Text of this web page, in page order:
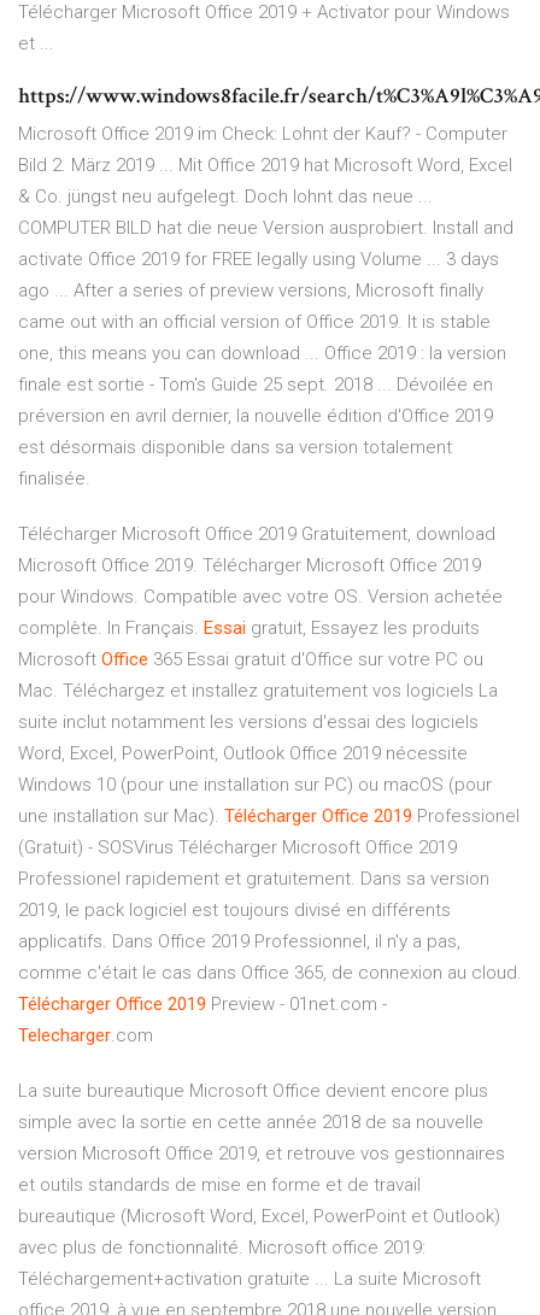
Télécharger Microsoft Office 2019 + Activator pour Windows
et ...
https://www.windows8facile.fr/search/
Microsoft Office 2019 im Check: Lohnt der Kauf? - Computer
Bild 2. März 2019 ... Mit Office 2019 hat Microsoft Word, Excel
& Co. jüngst neu aufgelegt. Doch lohnt das neue ...
COMPUTER BILD hat die neue Version ausprobiert. Install and
activate Office 2019 for FREE legally using Volume ... 3 days
ago ... After a series of preview versions, Microsoft finally
came out with an official version of Office 2019. It is stable
one, this means you can download ... Office 2019 : la version
finale est sortie - Tom's Guide 25 sept. 2018 ... Dévoilée en
préversion en avril dernier, la nouvelle édition d'Office 2019
est désormais disponible dans sa version totalement
finalisée.
Télécharger Microsoft Office 2019 Gratuitement, download
Microsoft Office 2019. Télécharger Microsoft Office 2019
pour Windows. Compatible avec votre OS. Version achetée
complète. In Français. Essai gratuit, Essayez les produits
Microsoft Office 365 Essai gratuit d'Office sur votre PC ou
Mac. Téléchargez et installez gratuitement vos logiciels La
suite inclut notamment les versions d'essai des logiciels
Word, Excel, PowerPoint, Outlook Office 2019 nécessite
Windows 10 (pour une installation sur PC) ou macOS (pour
une installation sur Mac). Télécharger Office 2019 Professionel
(Gratuit) - SOSVirus Télécharger Microsoft Office 2019
Professionel rapidement et gratuitement. Dans sa version
2019, le pack logiciel est toujours divisé en différents
applicatifs. Dans Office 2019 Professionnel, il n'y a pas,
comme c'était le cas dans Office 365, de connexion au cloud.
Télécharger Office 2019 Preview - 01net.com -
Telecharger.com
La suite bureautique Microsoft Office devient encore plus
simple avec la sortie en cette année 2018 de sa nouvelle
version Microsoft Office 2019, et retrouve vos gestionnaires
et outils standards de mise en forme et de travail
bureautique (Microsoft Word, Excel, PowerPoint et Outlook)
avec plus de fonctionnalité. Microsoft office 2019:
Téléchargement+activation gratuite ... La suite Microsoft